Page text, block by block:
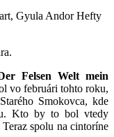
Gyula Andor Hefty
Felsen Welt mein
vo februári tohto roku,
Smokovca, kde
Kto by to bol vtedy
Teraz spolu na cintoríne